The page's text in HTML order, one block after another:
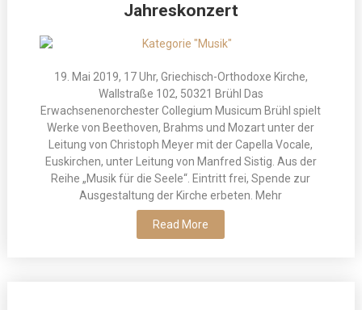
Jahreskonzert
19. Mai 2019, 17 Uhr, Griechisch-Orthodoxe Kirche,
Wallstraße 102, 50321 Brühl Das
Erwachsenenorchester Collegium Musicum Brühl spielt
Werke von Beethoven, Brahms und Mozart unter der
Leitung von Christoph Meyer mit der Capella Vocale,
Euskirchen, unter Leitung von Manfred Sistig. Aus der
Reihe „Musik für die Seele“. Eintritt frei, Spende zur
Ausgestaltung der Kirche erbeten. Mehr
Read More